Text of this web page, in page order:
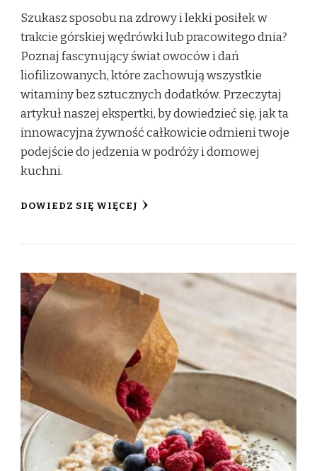
Szukasz sposobu na zdrowy i lekki posiłek w
trakcie górskiej wędrówki lub pracowitego dnia?
Poznaj fascynujący świat owoców i dań
liofilizowanych, które zachowują wszystkie
witaminy bez sztucznych dodatków. Przeczytaj
artykuł naszej ekspertki, by dowiedzieć się, jak ta
innowacyjna żywność całkowicie odmieni twoje
podejście do jedzenia w podróży i domowej
kuchni.
DOWIEDZ SIĘ WIĘCEJ